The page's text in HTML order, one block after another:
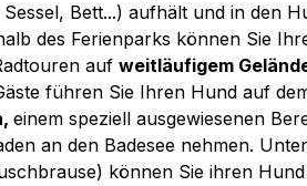
Bett...) aufhält und in den
des Ferienparks können Sie
auf weitläufigem
führen Sie Ihren Hund auf
einem speziell ausgewiesenen
an den Badesee nehmen.
können Sie ihren